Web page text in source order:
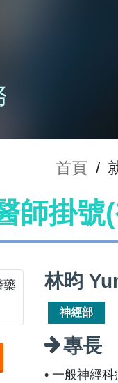
首頁 /
師掛號
林昀
神經部
專長
• 一般神經